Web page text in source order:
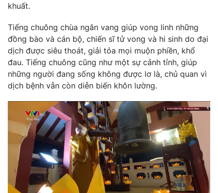
khuất.
Tiếng chuông chùa ngân vang giúp vong linh những
đồng bào và cán bộ, chiến sĩ tử vong và hi sinh do đại
dịch được siêu thoát, giải tỏa mọi muộn phiền, khổ
đau. Tiếng chuông cũng như một sự cảnh tỉnh, giúp
những người đang sống không được lơ là, chủ quan vì
dịch bệnh vẫn còn diễn biến khôn lường.